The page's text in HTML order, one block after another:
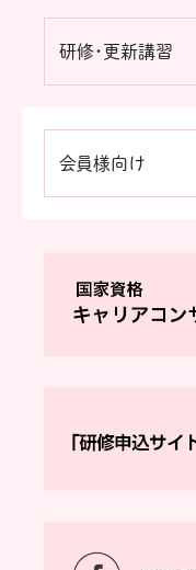
研修・更新講習
会員様向け